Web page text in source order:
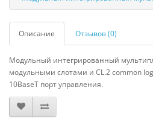
Описание Отзывов (0)
Модульный интегрированный
модульными слотами и CL.2 common
10BaseT порт управления.